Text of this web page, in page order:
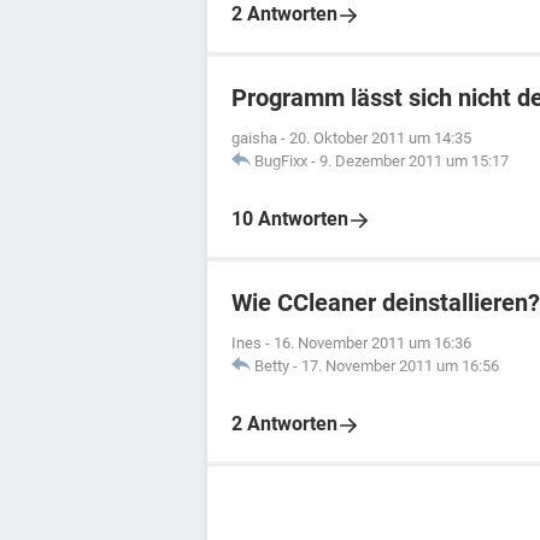
2 Antworten
Programm lässt sich nicht
gaisha - 20. Oktober 2011 um 14:35
BugFixx - 9. Dezember 2011 um 15:17
10 Antworten
Wie CCleaner deinstallieren?
Ines - 16. November 2011 um 16:36
Betty - 17. November 2011 um 16:56
2 Antworten